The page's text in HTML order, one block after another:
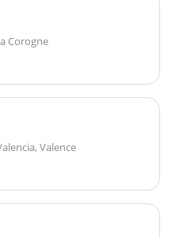
Corogne
Valence